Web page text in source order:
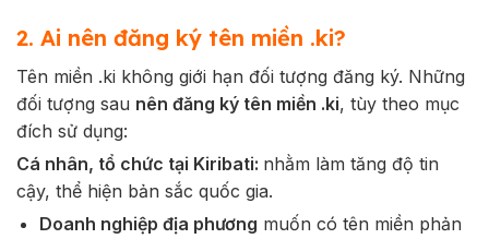
2. Ai nên đăng ký tên miền .ki?
Tên miền .ki không giới hạn đối tượng đăng ký. Những
đối tượng sau nên đăng ký tên miền .ki, tùy theo mục
đích sử dụng:
Cá nhân, tổ chức tại Kiribati: nhằm làm tăng độ tin
cậy, thể hiện bản sắc quốc gia.
Doanh nghiệp địa phương muốn có tên miền phản